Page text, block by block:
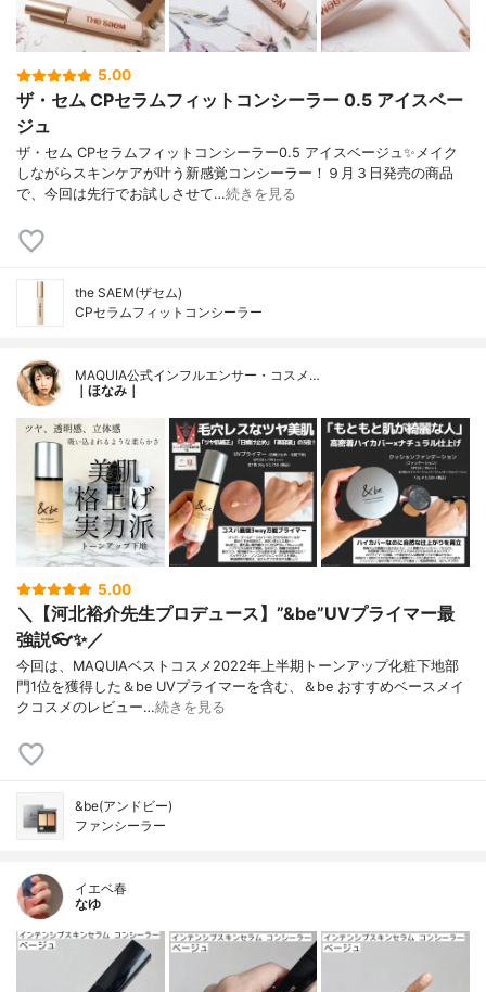
5.00
ザ・セム CPセラムフィットコンシーラー 0.5 アイスベー
ジュ
ザ・セム CPセラムフィットコンシーラー0.5 アイスベージュ✨メイク
しながらスキンケアが叶う新感覚コンシーラー！９月３日発売の商品
で、今回は先行でお試しさせて…続きを見る
the SAEM(ザセム)
CPセラムフィットコンシーラー
MAQUIA公式インフルエンサー・コスメ…
｜ほなみ｜
5.00
＼【河北裕介先生プロデュース】”&be”UVプライマー最
強説👓✨／
今回は、MAQUIAベストコスメ2022年上半期トーンアップ化粧下地部
門1位を獲得した＆be UVプライマーを含む、＆be おすすめベースメイ
クコスメのレビュー…続きを見る
&be(アンドビー)
ファンシーラー
イエベ春
なゆ